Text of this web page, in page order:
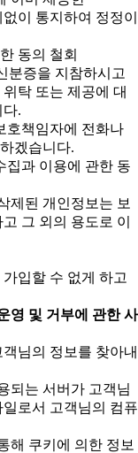
이 통지하여 정정이
동의 철회
분증을 지참하시고
탁 또는 제공에 대
.
호책임자에 전화나
겠습니다.
과 이용에 관한 동
제된 개인정보는 보
그 외의 용도로 이
입할 수 없게 하고
영 및 거부에 관한 사
님의 정보를 찾아내
되는 서버가 고객님
로서 고객님의 컴퓨
해 쿠키에 의한 정보